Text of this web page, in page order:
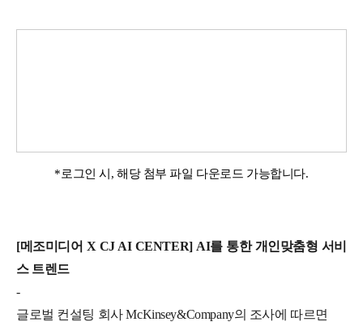
*로그인 시, 해당 첨부 파일 다운로드 가능합니다.
[메조미디어 X CJ AI CENTER] AI를 통한 개인맞춤형 서비
스 트렌드
-
글로벌 컨설팅 회사 McKinsey&Company의 조사에 따르면